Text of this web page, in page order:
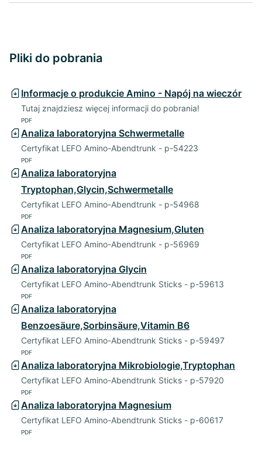
Pliki do pobrania
Informacje o produkcie Amino - Napój na wieczór
Tutaj znajdziesz więcej informacji do pobrania!
PDF
Analiza laboratoryjna Schwermetalle
Certyfikat LEFO Amino-Abendtrunk - p-54223
PDF
Analiza laboratoryjna
Tryptophan,Glycin,Schwermetalle
Certyfikat LEFO Amino-Abendtrunk - p-54968
PDF
Analiza laboratoryjna Magnesium,Gluten
Certyfikat LEFO Amino-Abendtrunk - p-56969
PDF
Analiza laboratoryjna Glycin
Certyfikat LEFO Amino-Abendtrunk Sticks - p-59613
PDF
Analiza laboratoryjna
Benzoesäure,Sorbinsäure,Vitamin B6
Certyfikat LEFO Amino-Abendtrunk Sticks - p-59497
PDF
Analiza laboratoryjna Mikrobiologie,Tryptophan
Certyfikat LEFO Amino-Abendtrunk Sticks - p-57920
PDF
Analiza laboratoryjna Magnesium
Certyfikat LEFO Amino-Abendtrunk Sticks - p-60617
PDF